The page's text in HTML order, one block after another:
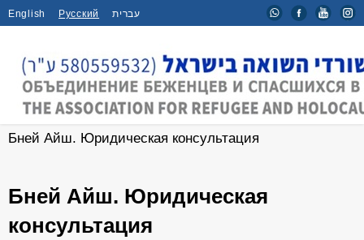
English Русский עברית
Главная / Новости /
Бней Айш. Юридическая консультация
Бней Айш. Юридическая
консультация